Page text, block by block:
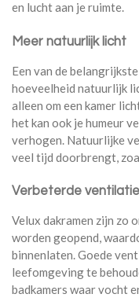
en lucht aan je ruimte.
Meer natuurlijk licht
Een van de
hoeveelheid natuurlijk
alleen om een kamer
het kan ook je humeur
verhogen. Natuurlijke
veel tijd doorbrengt,
Verbeterde ventilatie
Velux dakramen zijn zo
worden geopend,
binnenlaten. Goede
leefomgeving te
badkamers waar vocht